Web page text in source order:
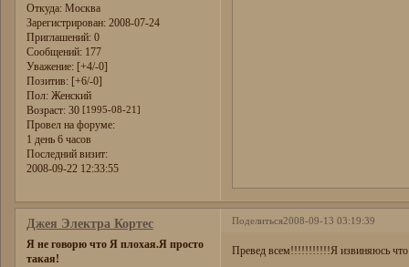
Откуда:Москва
Зарегистрирован: 2008-07-24
Приглашений:0
Сообщений:177
Уважение: [+4/-0]
Позитив: [+6/-0]
Пол:Женский
Возраст:30 [1995-08-21]
Провел на форуме:
1 день 6 часов
Последний визит:
2008-09-22 12:33:55
Поделиться2008-09-13 03:19:39
Джея Электра Кортес
Я не говорю что Я плохая.Я просто
такая!
Превед всем!!!!!!!!!!!Я извиняюсь что